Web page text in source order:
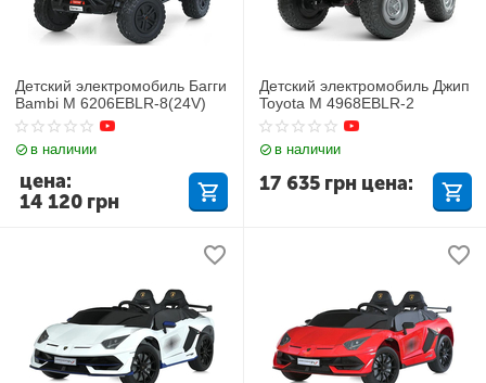
Детский электромобиль Багги
Bambi M 6206EBLR-8(24V)
в наличии
14 120 грн
цена:
Детский электромобиль Джип
Toyota M 4968EBLR-2
в наличии
17 635 грн цена: